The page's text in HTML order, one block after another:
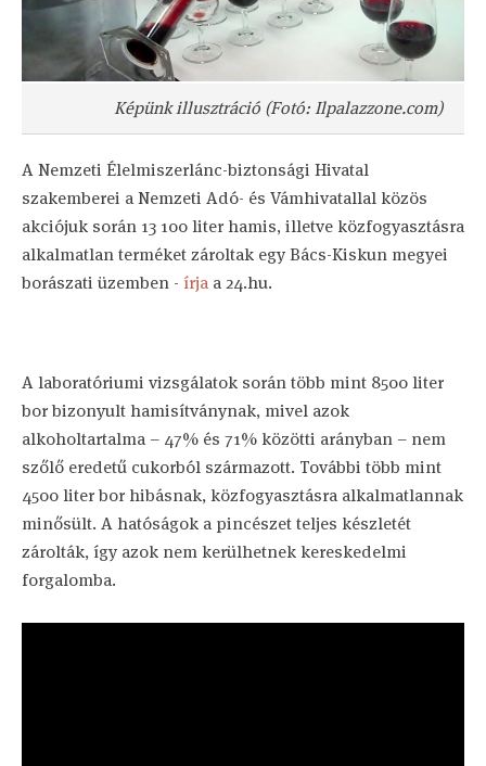
Képünk illusztráció (Fotó: Ilpalazzone.com)
A Nemzeti Élelmiszerlánc-biztonsági Hivatal
szakemberei a Nemzeti Adó- és Vámhivatallal közös
akciójuk során 13 100 liter hamis, illetve közfogyasztásra
alkalmatlan terméket zároltak egy Bács-Kiskun megyei
borászati üzemben - írja a 24.hu.
A laboratóriumi vizsgálatok során több mint 8500 liter
bor bizonyult hamisítványnak, mivel azok
alkoholtartalma – 47% és 71% közötti arányban – nem
szőlő eredetű cukorból származott. További több mint
4500 liter bor hibásnak, közfogyasztásra alkalmatlannak
minősült. A hatóságok a pincészet teljes készletét
zárolták, így azok nem kerülhetnek kereskedelmi
forgalomba.